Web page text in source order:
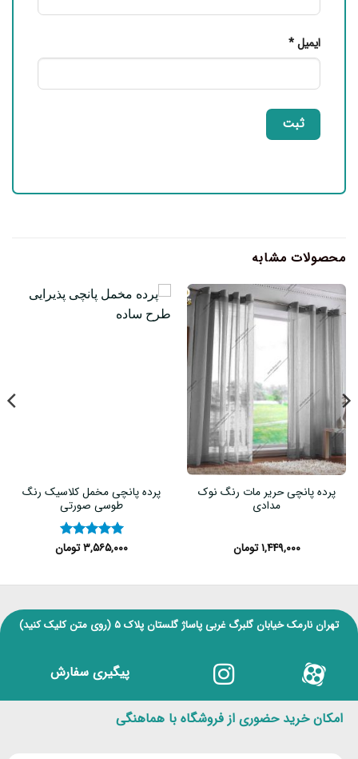
ایمیل*
محصولات مشابه
پرده پانچی حریر مات رنگ نوک
مدادی
۱,۴۴۹,۰۰۰ تومان
پرده پانچی مخمل کلاسیک رنگ
طوسی صورتی
نمره۵از۳,۵۶۵,۰۰۰تومان
تهران نارمک خیابان گلبرگ غربی پاساژ گلستان پلاک ۵ (روی متن کلیک کنید)
پیگیری سفارش
امکان خرید حضوری از فروشگاه با هماهنگی